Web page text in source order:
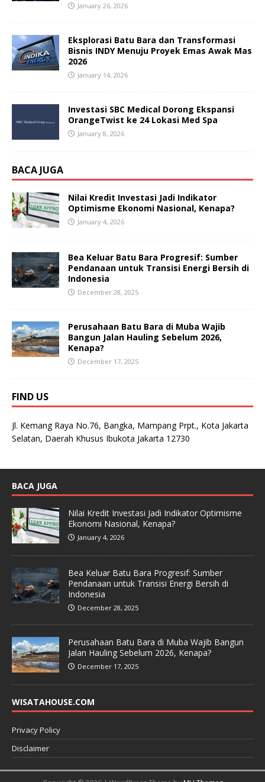
January 26, 2026
Eksplorasi Batu Bara dan Transformasi
Bisnis INDY Menuju Proyek Emas Awak Mas
2026
January 14, 2026
Investasi SBC Medical Dorong Ekspansi
OrangeTwist ke 24 Lokasi Med Spa
January 8, 2026
BACA JUGA
Nilai Kredit Investasi Jadi Indikator
Optimisme Ekonomi Nasional, Kenapa?
January 4, 2026
Bea Keluar Batu Bara Progresif: Sumber
Pendanaan untuk Transisi Energi Bersih di
Indonesia
December 28, 2025
Perusahaan Batu Bara di Muba Wajib
Bangun Jalan Hauling Sebelum 2026,
Kenapa?
December 17, 2025
FIND US
Jl. Kemang Raya No.76, Bangka, Mampang Prpt., Kota Jakarta
Selatan, Daerah Khusus Ibukota Jakarta 12730
BACA JUGA
Nilai Kredit Investasi Jadi Indikator Optimisme
Ekonomi Nasional, Kenapa?
January 4, 2026
Bea Keluar Batu Bara Progresif: Sumber
Pendanaan untuk Transisi Energi Bersih di
Indonesia
December 28, 2025
Perusahaan Batu Bara di Muba Wajib Bangun
Jalan Hauling Sebelum 2026, Kenapa?
December 17, 2025
WISATAHOUSE.COM
Privacy Policy
Disclaimer